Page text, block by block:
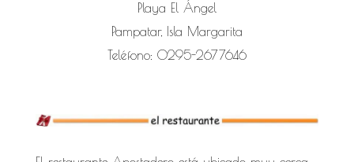
Playa El Ángel
Pampatar, Isla Margarita
Teléfono: 0295-2677646